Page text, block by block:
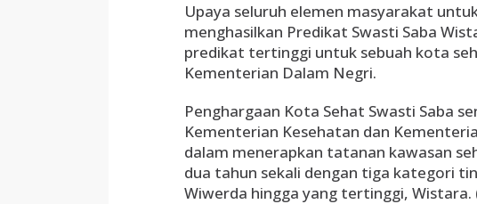
Upaya seluruh elemen masyarakat
menghasilkan Predikat Swasti Saba
predikat tertinggi untuk sebuah kota
Kementerian Dalam Negri.
Penghargaan Kota Sehat Swasti Saba
Kementerian Kesehatan dan
dalam menerapkan tatanan kawasan
dua tahun sekali dengan tiga kategori
Wiwerda hingga yang tertinggi, Wistara.